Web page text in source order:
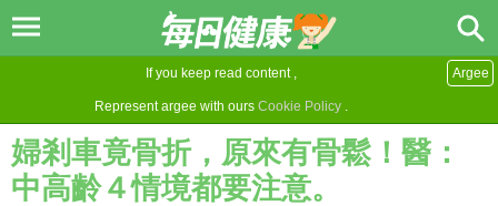
If you keep read content ,
Represent argee with ours Cookie Policy .
Argee
婦剎車竟骨折，原來有骨鬆！醫：
中高齡４情境都要注意。